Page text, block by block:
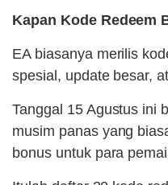
Kapan Kode Redeem
EA biasanya merilis
spesial, update besar,
Tanggal 15 Agustus ini
musim panas yang
bonus untuk para